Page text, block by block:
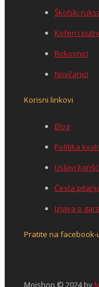
Školski
Koferi i
Rokovnici
Novčanici
Korisni linkovi
Blog
Politika
Uslovi
Česta
Izjava o
Pratite na facebook-
Mojshop © 2024 by